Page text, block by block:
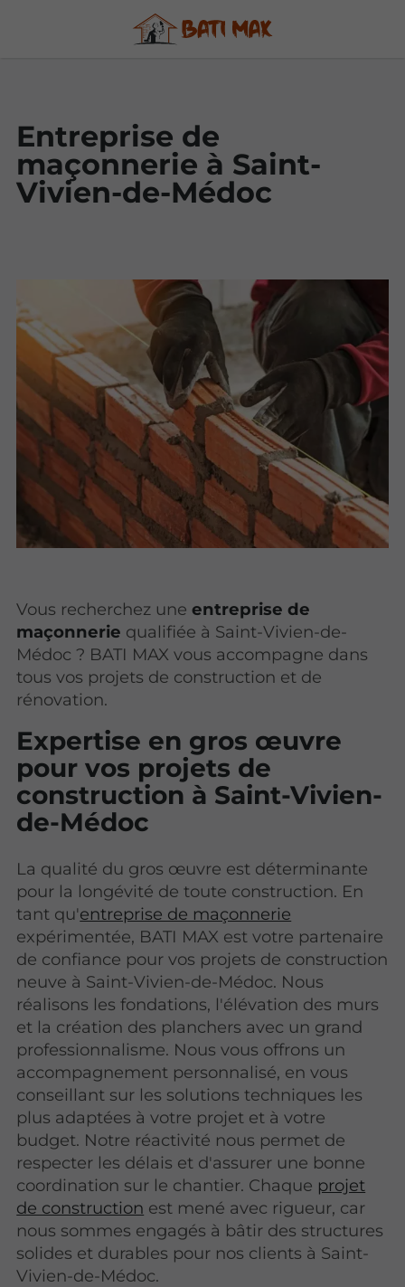
Entreprise de
maçonnerie à Saint-
Vivien-de-Médoc
Vous recherchez uneentreprise de
maçonnerie qualifiée à Saint-Vivien-de-
Médoc ? BATI MAX vous accompagne dans
tous vos projets de construction et de
rénovation.
Expertise en gros œuvre
pour vos projets de
construction à Saint-Vivien-
de-Médoc
La qualité du gros œuvre est déterminante
pour la longévité de toute construction. En
tant qu'entreprise de maçonnerie
expérimentée, BATI MAX est votre partenaire
de confiance pour vos projets de construction
neuve à Saint-Vivien-de-Médoc. Nous
réalisons les fondations, l'élévation des murs
et la création des planchers avec un grand
professionnalisme. Nous vous offrons un
accompagnement personnalisé, en vous
conseillant sur les solutions techniques les
plus adaptées à votre projet et à votre
budget. Notre réactivité nous permet de
respecter les délais et d'assurer une bonne
coordination sur le chantier. Chaque projet
de construction est mené avec rigueur, car
nous sommes engagés à bâtir des structures
solides et durables pour nos clients à Saint-
Vivien-de-Médoc.